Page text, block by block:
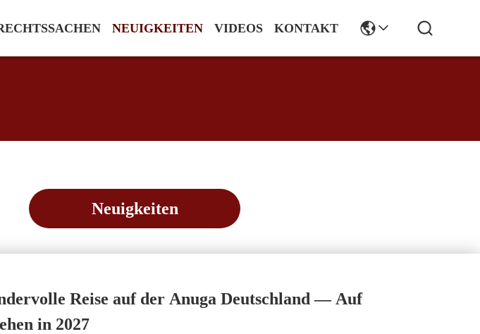
NEUIGKEITEN VIDEOS KONTAKT
Neuigkeiten
Reise auf der Anuga Deutschland — Auf
in 2027